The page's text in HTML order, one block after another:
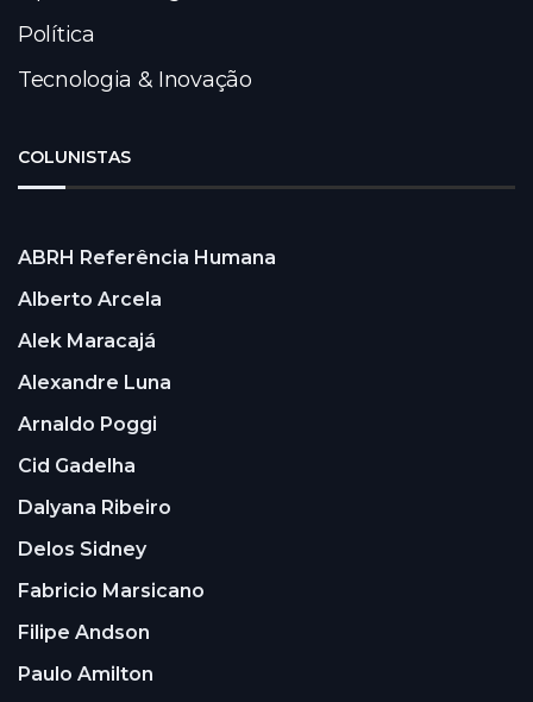
Política
Tecnologia & Inovação
COLUNISTAS
ABRH Referência Humana
Alberto Arcela
Alek Maracajá
Alexandre Luna
Arnaldo Poggi
Cid Gadelha
Dalyana Ribeiro
Delos Sidney
Fabricio Marsicano
Filipe Andson
Paulo Amilton